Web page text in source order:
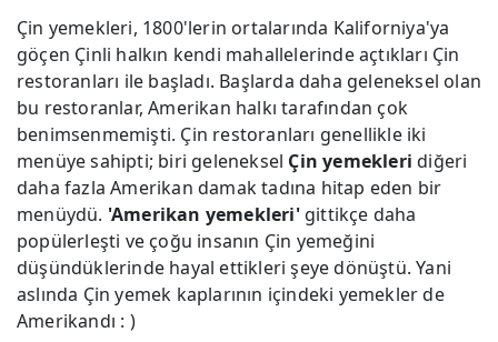
Çin yemekleri, 1800'lerin ortalarında Kaliforniya'ya
göçen Çinli halkın kendi mahallelerinde açtıkları Çin
restoranları ile başladı. Başlarda daha geleneksel olan
bu restoranlar, Amerikan halkı tarafından çok
benimsenmemişti. Çin restoranları genellikle iki
menüye sahipti; biri geleneksel Çin yemekleri diğeri
daha fazla Amerikan damak tadına hitap eden bir
menüydü. 'Amerikan yemekleri'gittikçe daha
popülerleşti ve çoğu insanın Çin yemeğini
düşündüklerinde hayal ettikleri şeye dönüştü. Yani
aslında Çin yemek kaplarının içindeki yemekler de
Amerikandı : )